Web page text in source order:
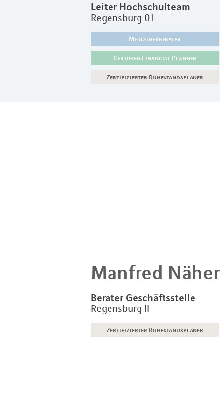
Leiter Hochschulteam
Regensburg 01
Medizinerberater
Certified Financial Planner
Zertifizierter Ruhestandsplaner
Manfred Näher
Berater Geschäftsstelle
Regensburg II
Zertifizierter Ruhestandsplaner